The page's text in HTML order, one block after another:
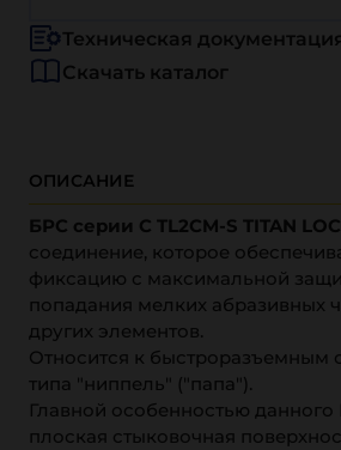
Техническая
Скачать каталог
ОПИСАНИЕ
БРС серии C TL2CM-S TITAN
соединение, которое
фиксацию с максимальной
попадания мелких абразивных
других элементов.
Относится к быстроразъемным
типа "ниппель" ("папа").
Главной особенностью данного
плоская стыковочная